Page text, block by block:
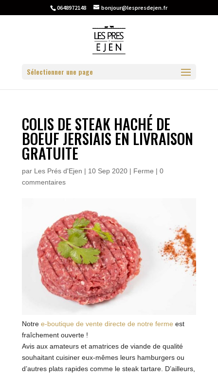
0648972148 bonjour@lespresdejen.fr
Sélectionner une page
COLIS DE STEAK HACHÉ DE
BOEUF JERSIAIS EN LIVRAISON
GRATUITE
par Les Prés d'Ejen | 10 Sep 2020| Ferme | 0
commentaires
Notre e-boutique de vente directe de notre ferme est
fraîchement ouverte !
Avis aux amateurs et amatrices de viande de qualité
souhaitant cuisiner eux-mêmes leurs hamburgers ou
d’autres plats rapides comme le steak tartare. D’ailleurs,